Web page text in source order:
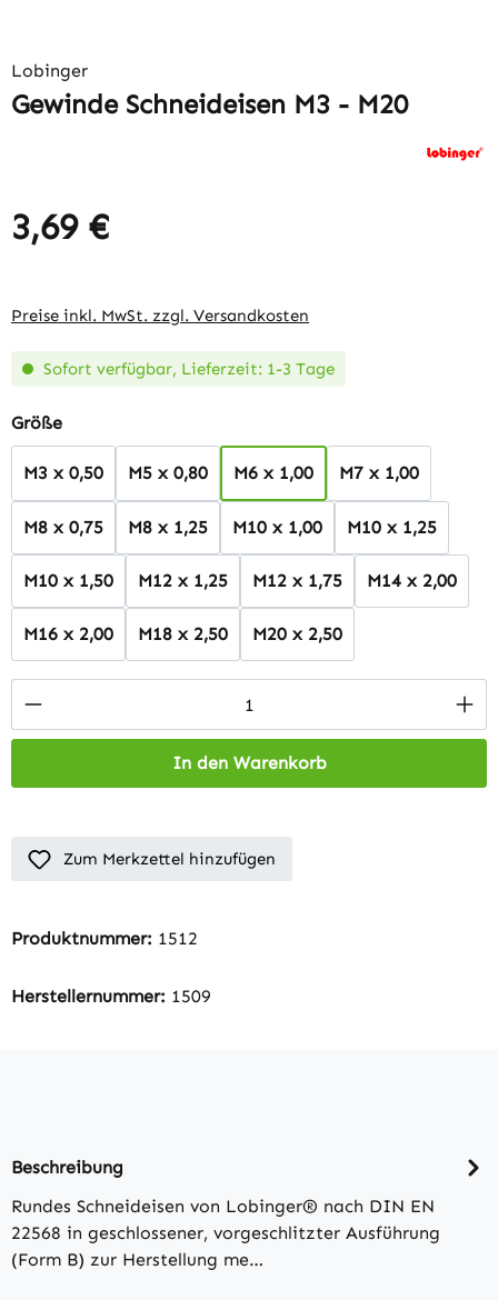
Lobinger
Gewinde Schneideisen M3 - M20
Regulärer Preis:
3,69 €
Preise inkl. MwSt. zzgl. Versandkosten
Sofort verfügbar, Lieferzeit: 1-3 Tage
Größeauswählen
M3 x 0,50 M5 x 0,80 M6 x 1,00 M7 x 1,00
M8 x 0,75 M8 x 1,25 M10 x 1,00 M10 x 1,25
M10 x 1,50 M12 x 1,25 M12 x 1,75 M14 x 2,00
M16 x 2,00 M18 x 2,50 M20 x 2,50
Produkt Anzahl: Gib den gewünschten
In den Warenkorb
Zum Merkzettel hinzufügen
Produktnummer: 1512
Herstellernummer: 1509
Beschreibung
Rundes Schneideisen von Lobinger® nach DIN EN
22568 in geschlossener, vorgeschlitzter Ausführung
(Form B) zur Herstellung me…